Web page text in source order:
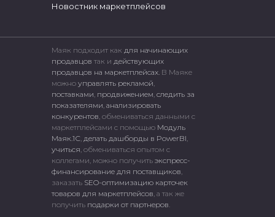
Новостник маркетплейсов
Маяк подходит как для начинающих
продавцов так и действующих
продавцов на маркетплейсах. В Маяке
можно управлять рекламой
поставками продвижением следить за
показателями анализировать
конкурентов , обмениваться данными с
маркетплейсами c помощью Модуль
Маяк.1С делать дашборды в PowerBI
учиться , обмениваться опытом с
коллегами, можно получить экспресс-
финансирование для поставщиков
заказать SEO-оптимизацию карточек
товаров для маркетплейсов , а так же
получить подарки от партнеров